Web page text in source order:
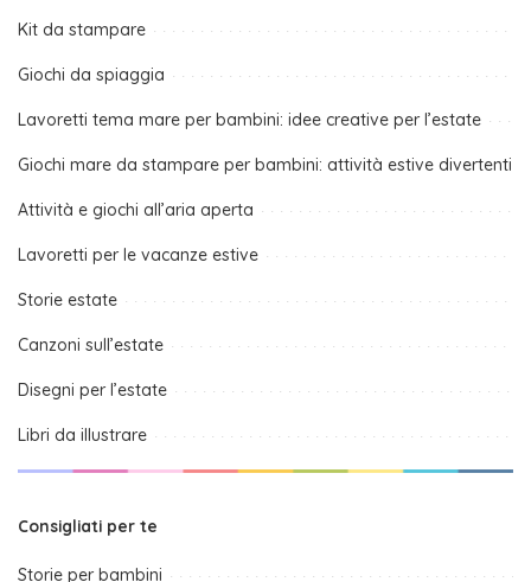
Kit da stampare
Giochi da spiaggia
Lavoretti tema mare per bambini: idee creative per l’estate
Giochi mare da stampare per bambini: attività estive divertenti
Attività e giochi all’aria aperta
Lavoretti per le vacanze estive
Storie estate
Canzoni sull’estate
Disegni per l’estate
Libri da illustrare
Consigliati per te
Storie per bambini